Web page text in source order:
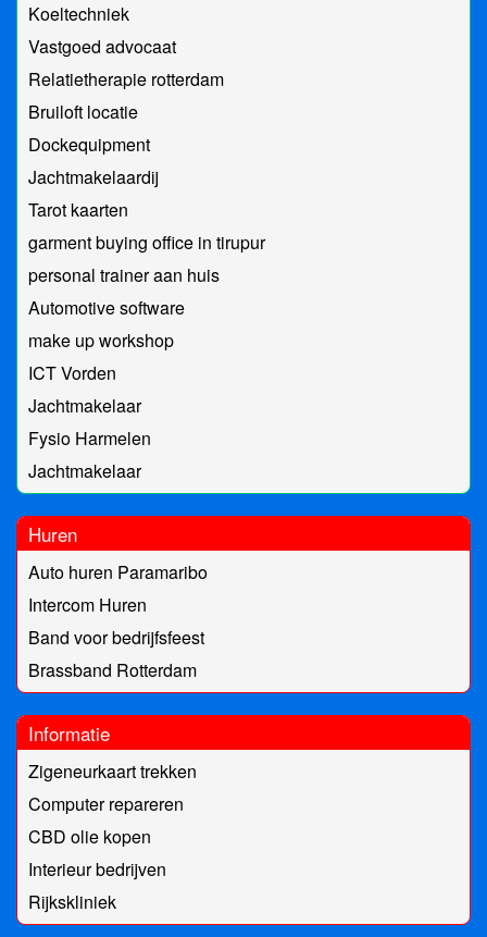
Koeltechniek
Vastgoed advocaat
Relatietherapie rotterdam
Bruiloft locatie
Dockequipment
Jachtmakelaardij
Tarot kaarten
garment buying office in tirupur
personal trainer aan huis
Automotive software
make up workshop
ICT Vorden
Jachtmakelaar
Fysio Harmelen
Jachtmakelaar
Huren
Auto huren Paramaribo
Intercom Huren
Band voor bedrijfsfeest
Brassband Rotterdam
Informatie
Zigeneurkaart trekken
Computer repareren
CBD olie kopen
Interieur bedrijven
Rijkskliniek